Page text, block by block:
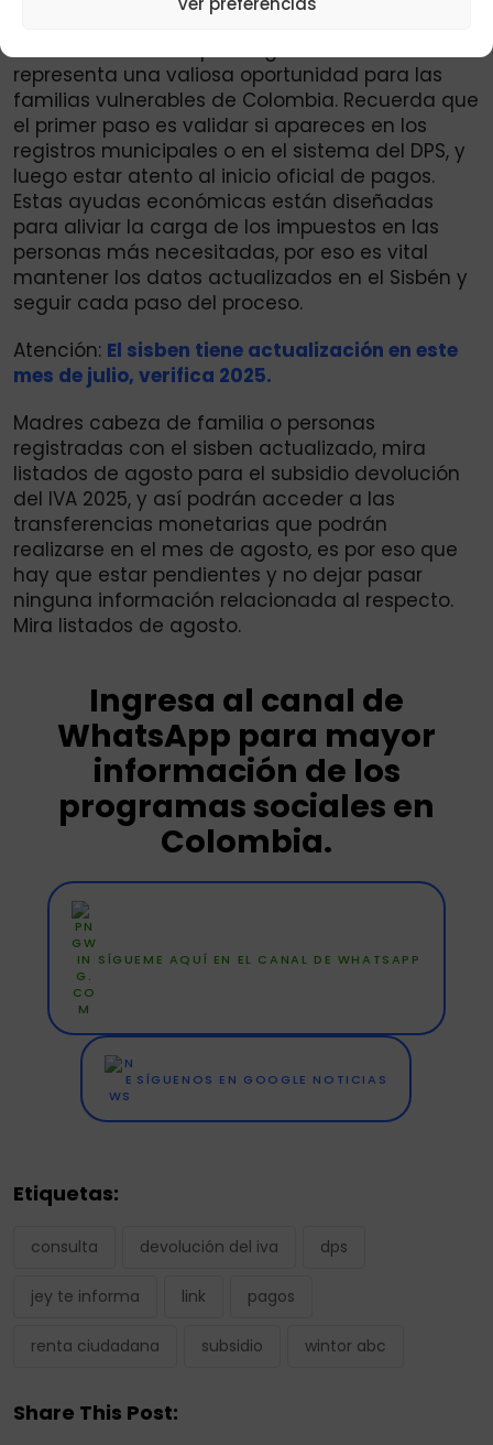
representa una valiosa oportunidad para las
familias vulnerables de Colombia. Recuerda que
el primer paso es validar si apareces en los
registros municipales o en el sistema del DPS, y
luego estar atento al inicio oficial de pagos.
Estas ayudas económicas están diseñadas
para aliviar la carga de los impuestos en las
personas más necesitadas, por eso es vital
mantener los datos actualizados en el Sisbén y
seguir cada paso del proceso.
Atención: El sisben tiene actualización en este
mes de julio, verifica 2025.
Madres cabeza de familia o personas
registradas con el sisben actualizado, mira
listados de agosto para el subsidio devolución
del IVA 2025, y así podrán acceder a las
transferencias monetarias que podrán
realizarse en el mes de agosto, es por eso que
hay que estar pendientes y no dejar pasar
ninguna información relacionada al respecto.
Mira listados de agosto.
Ingresa al canal de
WhatsApp para mayor
información de los
programas sociales en
Colombia.
SÍGUEME AQUÍ EN EL CANAL DE WHATSAPP
SÍGUENOS EN GOOGLE NOTICIAS
Etiquetas:
consulta devolución del iva dps
jey te informa link pagos
renta ciudadana subsidio wintor abc
Share This Post: